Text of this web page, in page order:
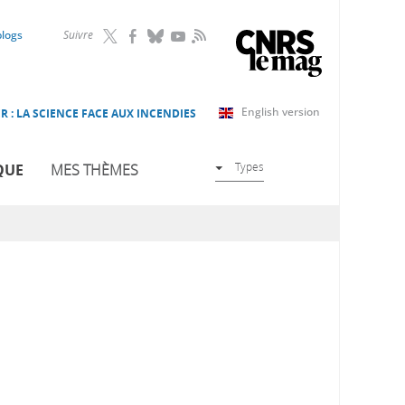
Suivre RSS
English version
: LA SCIENCE FACE AUX INCENDIES
MES THÈMES Types